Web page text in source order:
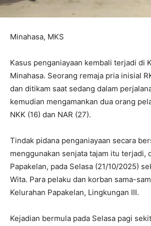
Minahasa, MKS
Kasus penganiayaan kembali terjadi di
Minahasa. Seorang remaja pria inisial
dan ditikam saat sedang dalam
kemudian mengamankan dua orang
NKK (16) dan NAR (27).
Tindak pidana penganiayaan secara
menggunakan senjata tajam itu terjadi,
Papakelan, pada Selasa (21/10/2025)
Wita. Para pelaku dan korban sama-
Kelurahan Papakelan, Lingkungan III.
Kejadian bermula pada Selasa pagi